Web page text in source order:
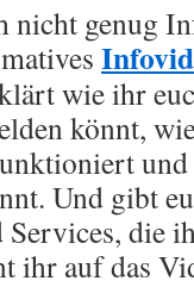
nicht genug
wie ihr
könnt,
Und gibt
die
ihr auf das